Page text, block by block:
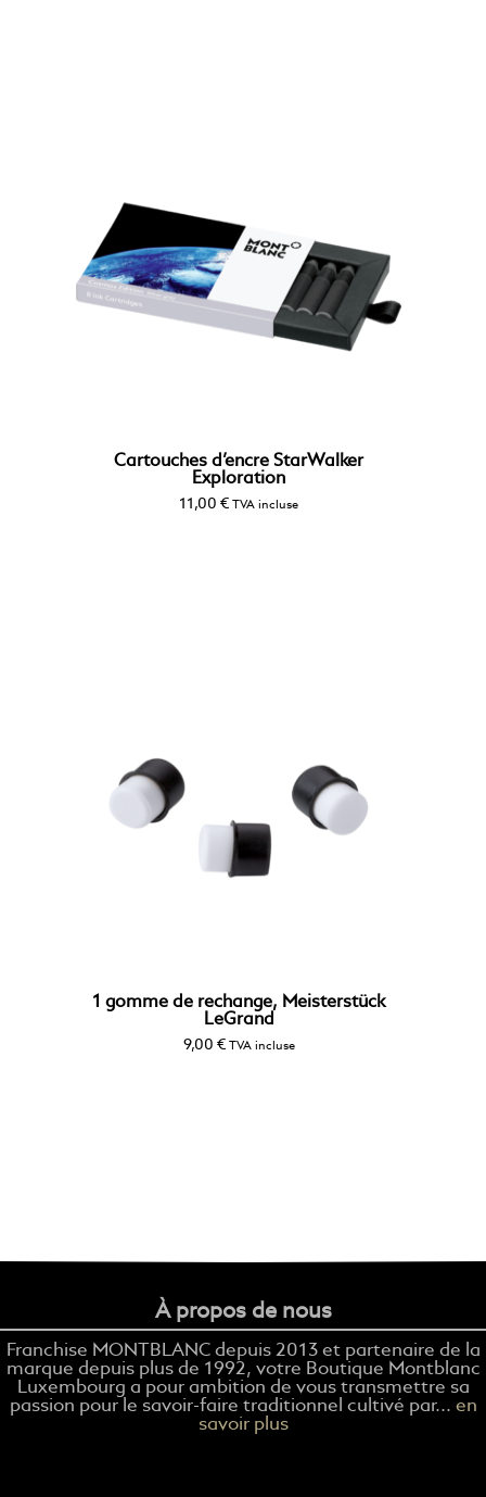
Cartouches d’encre StarWalker
Exploration
11,00 € TVA incluse
1 gomme de rechange, Meisterstück
LeGrand
9,00 € TVA incluse
À propos de nous
Franchise MONTBLANC depuis 2013 et partenaire de la
marque depuis plus de 1992, votre Boutique Montblanc
Luxembourg a pour ambition de vous transmettre sa
passion pour le savoir-faire traditionnel cultivé par... en
savoir plus